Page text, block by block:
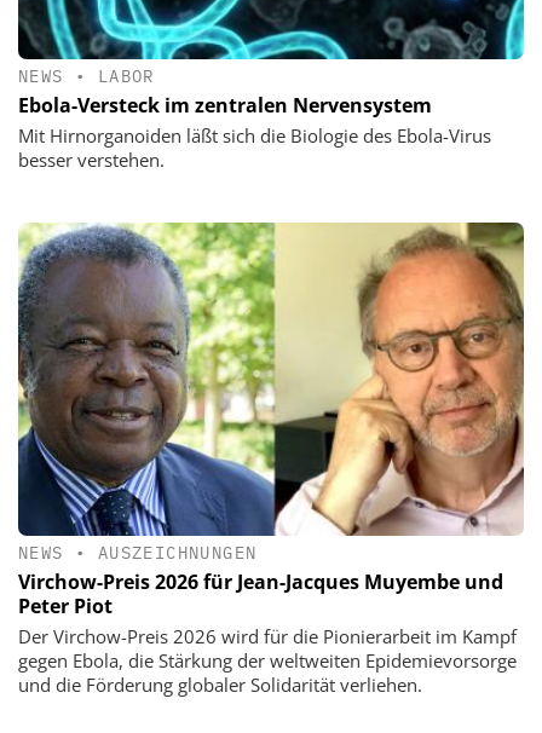
NEWS • LABOR
Ebola-Versteck im zentralen Nervensystem
Mit Hirnorganoiden läßt sich die Biologie des Ebola-Virus
besser verstehen.
NEWS • AUSZEICHNUNGEN
Virchow-Preis 2026 für Jean-Jacques Muyembe und
Peter Piot
Der Virchow-Preis 2026 wird für die Pionierarbeit im Kampf
gegen Ebola, die Stärkung der weltweiten Epidemievorsorge
und die Förderung globaler Solidarität verliehen.